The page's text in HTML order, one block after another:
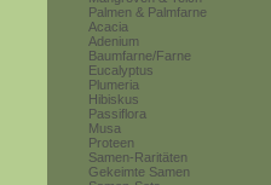
Palmen & Palmfarne
Acacia
Adenium
Baumfarne/Farne
Eucalyptus
Plumeria
Hibiskus
Passiflora
Musa
Proteen
Samen-Raritäten
Gekeimte Samen